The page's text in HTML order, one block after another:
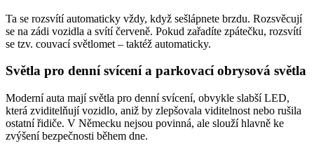
Ta se rozsvítí automaticky vždy, když sešlápnete brzdu. Rozsvěcují
se na zádi vozidla a svítí červeně. Pokud zařadíte zpátečku, rozsvítí
se tzv. couvací světlomet – taktéž automaticky.
Světla pro denní svícení a parkovací obrysová světla
Moderní auta mají světla pro denní svícení, obvykle slabší LED,
která zviditelňují vozidlo, aniž by zlepšovala viditelnost nebo rušila
ostatní řidiče. V Německu nejsou povinná, ale slouží hlavně ke
zvýšení bezpečnosti během dne.